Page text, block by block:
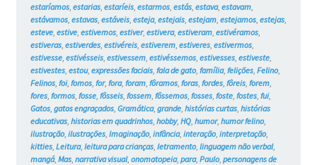
estaríamos, estarias, estaríeis, estarmos, estás, estava, estavam,
estávamos, estavas, estáveis, esteja, estejais, estejam, estejamos, estejas,
esteve, estive, estivemos, estiver, estivera, estiveram, estivéramos,
estiveras, estiverdes, estivéreis, estiverem, estiveres, estivermos,
estivesse, estivésseis, estivessem, estivéssemos, estivesses, estiveste,
estivestes, estou, expressões faciais, fala de gato, família, felições, Felino,
Felinos, foi, fomos, for, fora, foram, fôramos, foras, fordes, fôreis, forem,
fores, formos, fosse, fôsseis, fossem, fôssemos, fosses, foste, fostes, fui,
Gatos, gatos engraçados, Gramática, grande, histórias curtas, histórias
educativas, historias em quadrinhos, hobby, HQ, humor, humor felino,
ilustração, ilustrações, Imaginação, infância, interação, interpretação,
kitties, Leitura, leitura para crianças, letramento, linguagem não verbal,
mangá, Mas, narrativa visual, onomatopeia, para, Paulo, personagens de